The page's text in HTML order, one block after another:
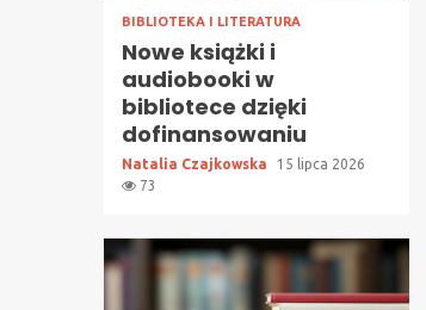
BIBLIOTEKA I LITERATURA
Nowe książki i
audiobooki w
bibliotece dzięki
dofinansowaniu
Natalia Czajkowska
15 lipca 2026
73